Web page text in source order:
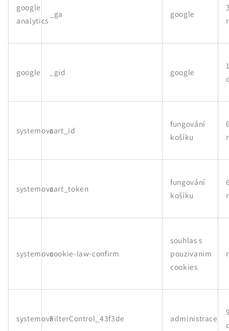
google
analytics
_ga google
google _gid google
systemovacart_id
fungování
košíku
systemovacart_token
fungování
košíku
systemovacookie-law-confirm
souhlas s
pouzivanim
cookies
systemovaFilterControl_43f3de administrace